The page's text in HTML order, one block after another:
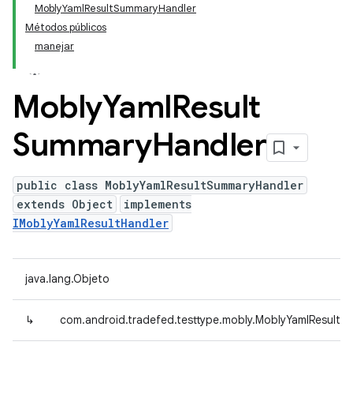
MoblyYamlResultSummaryHandler
Métodos públicos
manejar
MoblyYamlResult
SummaryHandler
public class MoblyYamlResultSummaryHandler
extends Object
implements
IMoblyYamlResultHandler
java.lang.Objeto
↳